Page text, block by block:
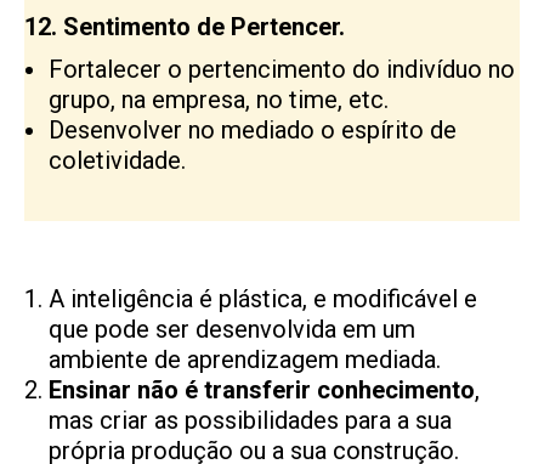
12. Sentimento de Pertencer.
Fortalecer o pertencimento do indivíduo no
grupo, na empresa, no time, etc.
Desenvolver no mediado o espírito de
coletividade.
A inteligência é plástica, e modificável e
que pode ser desenvolvida em um
ambiente de aprendizagem mediada.
Ensinar não é transferir conhecimento,
mas criar as possibilidades para a sua
própria produção ou a sua construção.